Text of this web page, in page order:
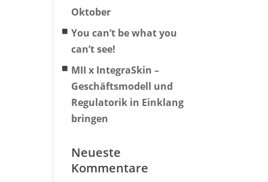
Oktober
You can’t be what you
can’t see!
MII x IntegraSkin –
Geschäftsmodell und
Regulatorik in Einklang
bringen
Neueste
Kommentare